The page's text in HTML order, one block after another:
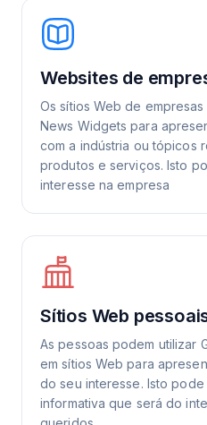
Websites de
Os sítios Web de
News Widgets para
com a indústria ou tópicos
produtos e serviços. Isto
interesse na empresa
Sítios Web
As pessoas podem utilizar
em sítios Web para
do seu interesse. Isto
informativa que será do